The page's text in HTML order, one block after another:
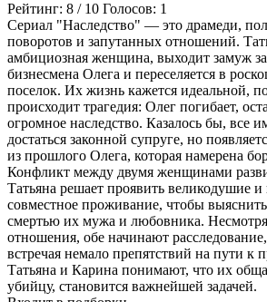
Рейтинг: 8 / 10 Голосов: 1
Сериал "Наследство" — это драмеди,
поворотов и запутанных отношений.
амбициозная женщина, выходит замуж
бизнесмена Олега и переселяется в
поселок. Их жизнь кажется идеальной,
происходит трагедия: Олег погибает,
огромное наследство. Казалось бы, все
достаться законной супруге, но
из прошлого Олега, которая намерена
Конфликт между двумя женщинами
Татьяна решает проявить великодушие
совместное проживание, чтобы
смертью их мужа и любовника.
отношения, обе начинают
встречая немало препятствий на пути к
Татьяна и Карина понимают, что их
убийцу, становится важнейшей задачей.